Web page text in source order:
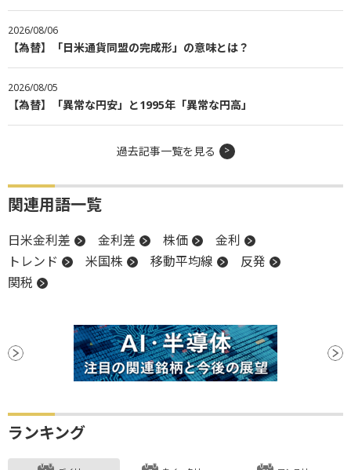
2026/08/06
【為替】「日米通貨同盟の完成形」の意味とは？
2026/08/05
【為替】「異常な円安」と1995年「異常な円高」
過去記事一覧を見る
関連用語一覧
日米金利差 金利差 株価
金利
トレンド
米国株 移動平均線
反発
関税
ランキング